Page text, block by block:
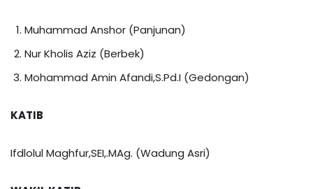
Muhammad Anshor (Panjunan)
Nur Kholis Aziz (Berbek)
Mohammad Amin Afandi,S.Pd.I (Gedongan)
KATIB
Ifdlolul Maghfur,SEI,.MAg. (Wadung Asri)